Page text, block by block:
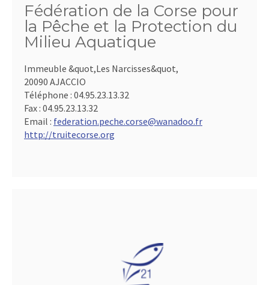
Fédération de la Corse pour
la Pêche et la Protection du
Milieu Aquatique
Immeuble &quot,Les Narcisses&quot,
20090 AJACCIO
Téléphone : 04.95.23.13.32
Fax : 04.95.23.13.32
Email : federation.peche.corse@wanadoo.fr
http://truitecorse.org